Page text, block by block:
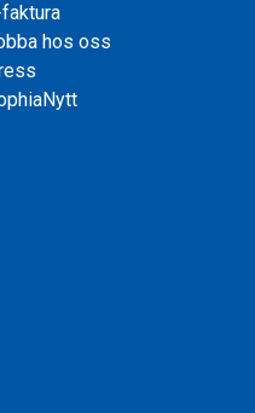
faktura
hos oss